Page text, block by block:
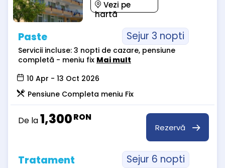
Vezi pe
hartă
Paste Sejur 3 nopti
Servicii incluse: 3 nopti de cazare, pensiune
completă - meniu fix Mai mult
10 Apr - 13 Oct 2026
Pensiune Completa meniu Fix
De la1,300RON
Rezervă
Tratament Sejur 6 nopti